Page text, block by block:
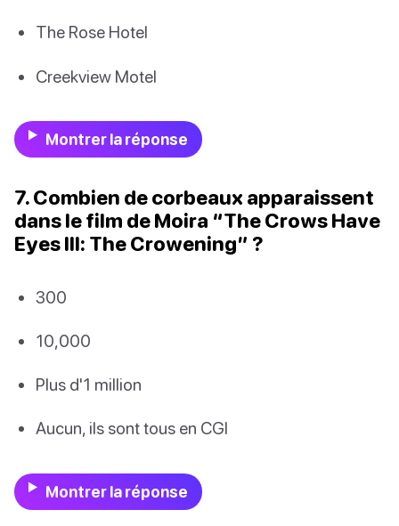
The Rose Hotel
Creekview Motel
Montrer la réponse
7. Combien de corbeaux apparaissent
dans le film de Moira “The Crows Have
Eyes III: The Crowening” ?
300
10,000
Plus d'1 million
Aucun, ils sont tous en CGI
Montrer la réponse